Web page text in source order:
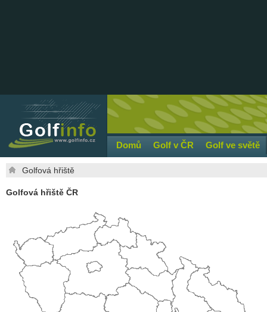
Domů Golf v ČR Golf ve světě
Golfová hřiště
Golfová hřiště ČR